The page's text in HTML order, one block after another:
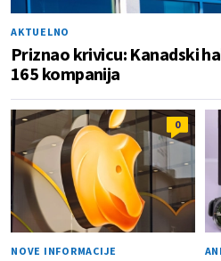
AKTUELNO
Priznao krivicu: Kanadski
165 kompanija
0
NOVE INFORMACIJE